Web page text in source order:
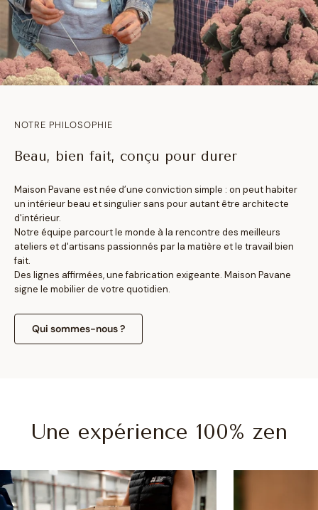
NOTRE PHILOSOPHIE
Beau, bien fait, conçu pour durer
Maison Pavane est née d’une conviction simple : on peut habiter
un intérieur beau et singulier sans pour autant être architecte
d'intérieur.
Notre équipe parcourt le monde à la rencontre des meilleurs
ateliers et d'artisans passionnés par la matière et le travail bien
fait.
Des lignes affirmées, une fabrication exigeante. Maison Pavane
signe le mobilier de votre quotidien.
Qui sommes-nous ?
Une expérience 100% zen